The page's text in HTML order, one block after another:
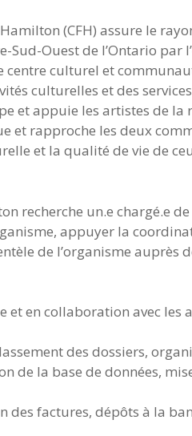
(CFH) assure le
Ouest de l’Ontario par
culturel et
culturelles et des
et appuie les artistes de la
et rapproche les deux
et la qualité de vie de
recherche un.e chargé.e de
appuyer la
de l’organisme auprès
et en collaboration avec les
des dossiers,
de la base de données,
des factures, dépôts à la